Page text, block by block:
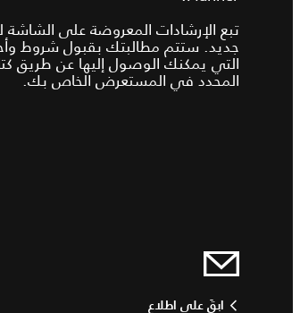
تبع الإرشادات المعروضة على
جديد. ستتم مطالبتك بقبول شروط
المحدد في المستعرض الخاص بك.
ابقَ على اطلاع